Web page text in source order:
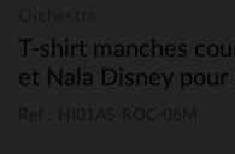
T-shirt manches
et Nala Disney